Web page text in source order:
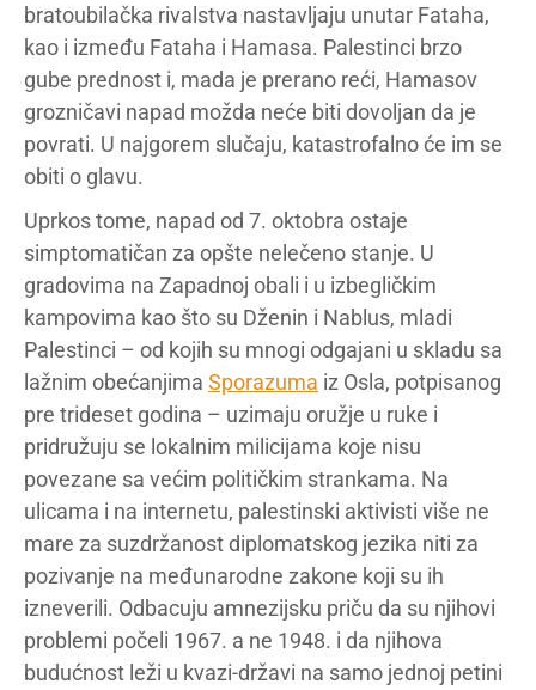
bratoubilačka rivalstva nastavljaju unutar Fataha,
kao i između Fataha i Hamasa. Palestinci brzo
gube prednost i, mada je prerano reći, Hamasov
grozničavi napad možda neće biti dovoljan da je
povrati. U najgorem slučaju, katastrofalno će im se
obiti o glavu.
Uprkos tome, napad od 7. oktobra ostaje
simptomatičan za opšte nelečeno stanje. U
gradovima na Zapadnoj obali i u izbegličkim
kampovima kao što su Dženin i Nablus, mladi
Palestinci – od kojih su mnogi odgajani u skladu sa
lažnim obećanjima Sporazuma iz Osla, potpisanog
pre trideset godina – uzimaju oružje u ruke i
pridružuju se lokalnim milicijama koje nisu
povezane sa većim političkim strankama. Na
ulicama i na internetu, palestinski aktivisti više ne
mare za suzdržanost diplomatskog jezika niti za
pozivanje na međunarodne zakone koji su ih
izneverili. Odbacuju amnezijsku priču da su njihovi
problemi počeli 1967. a ne 1948. i da njihova
budućnost leži u kvazi-državi na samo jednoj petini